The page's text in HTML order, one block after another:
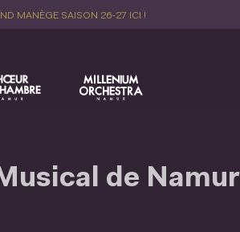
MANÈGE SAISON 26-27 ICI !
de Namur